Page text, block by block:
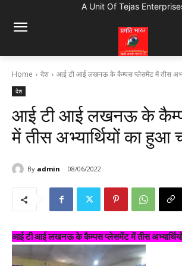
A Unit Of Tejas
Home देश आई टी आई लखनऊ के कैम्पस प्लेसमेंट में तीस
देश
आई टी आई लखनऊ के
में तीस अभ्यार्थियों का हुआ
By admin 08/06/2022
आई टी आई लखनऊ के कैम्पस प्लेसमेंट में तीस